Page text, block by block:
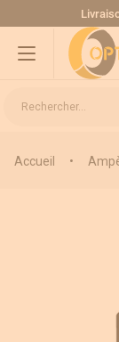
Allez au contenu
Rechercher...
Accueil •